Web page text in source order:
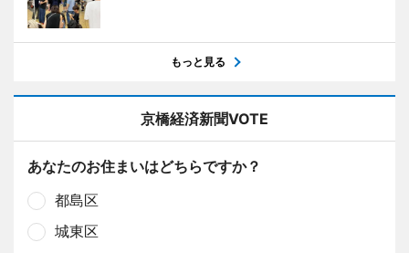
もっと見る
京橋経済新聞VOTE
あなたのお住まいはどちらですか？
都島区
城東区